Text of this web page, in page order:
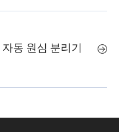
동 원심 분리기
